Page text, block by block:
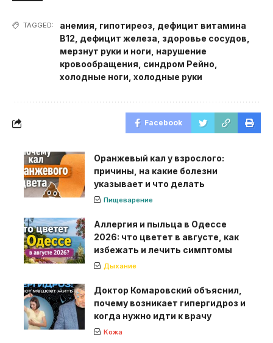
TAGGED: анемия гипотиреоз дефицит витамина
B12 дефицит железа здоровье сосудов
мерзнут руки и ноги нарушение
кровообращения синдром Рейно
холодные ноги холодные руки
Facebook
Оранжевый кал у взрослого:
причины, на какие болезни
указывает и что делать
Пищеварение
Аллергия и пыльца в Одессе
2026: что цветет в августе, как
избежать и лечить симптомы
Дыхание
Доктор Комаровский объяснил,
почему возникает гипергидроз и
когда нужно идти к врачу
Кожа